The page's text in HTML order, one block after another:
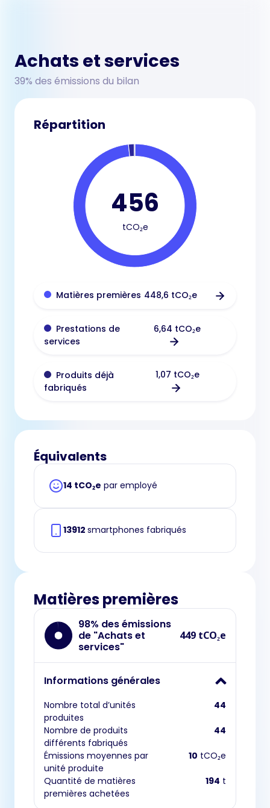
Achats et services
39% des émissions du bilan
Répartition
456
tCO₂e
Matières premières 448,6 tCO₂e
Prestations de
services
6,64 tCO₂e
Produits déjà
fabriqués
1,07 tCO₂e
Équivalents
14 tCO₂e par employé
13912 smartphones fabriqués
Matières premières
98% des émissions
de "Achats et
services"
449 tCO₂e
Informations générales
Nombre total d’unités
produites
44
Nombre de produits
différents fabriqués
44
Émissions moyennes par
unité produite
10 tCO₂e
Quantité de matières
premières achetées
194 t